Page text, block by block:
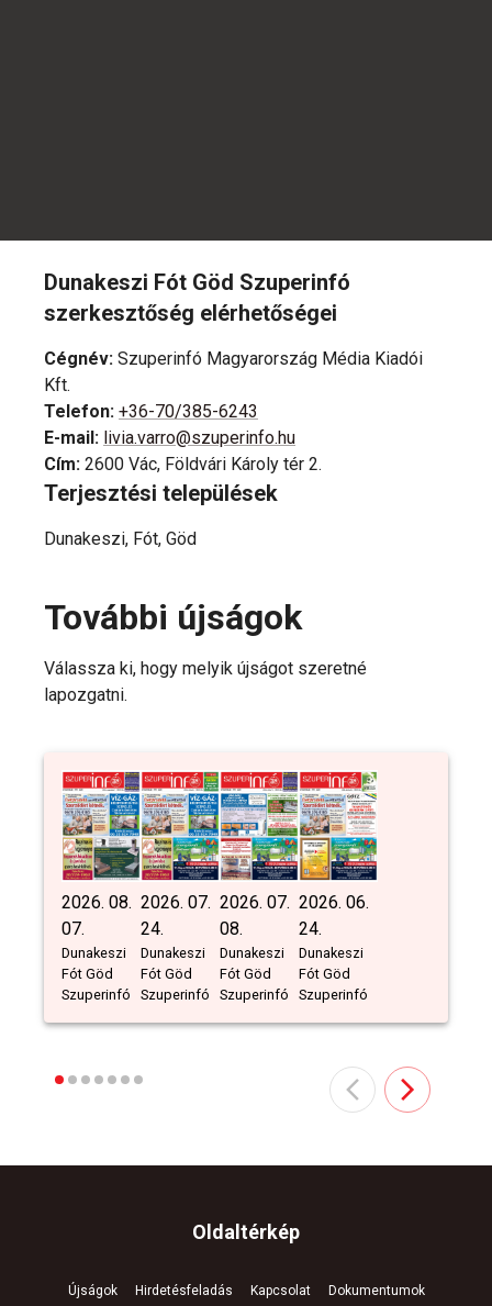
Dunakeszi Fót Göd Szuperinfó
szerkesztőség elérhetőségei
Cégnév: Szuperinfó Magyarország Média Kiadói
Kft.
Telefon: +36-70/385-6243
E-mail: livia.varro@szuperinfo.hu
Cím: 2600 Vác, Földvári Károly tér 2.
Terjesztési települések
Dunakeszi, Fót, Göd
További újságok
Válassza ki, hogy melyik újságot szeretné
lapozgatni.
2026. 08.
07.
Dunakeszi
Fót Göd
Szuperinfó
2026. 07.
24.
Dunakeszi
Fót Göd
Szuperinfó
2026. 07.
08.
Dunakeszi
Fót Göd
Szuperinfó
2026. 06.
24.
Dunakeszi
Fót Göd
Szuperinfó
Oldaltérkép
Újságok Hirdetésfeladás Kapcsolat Dokumentumok